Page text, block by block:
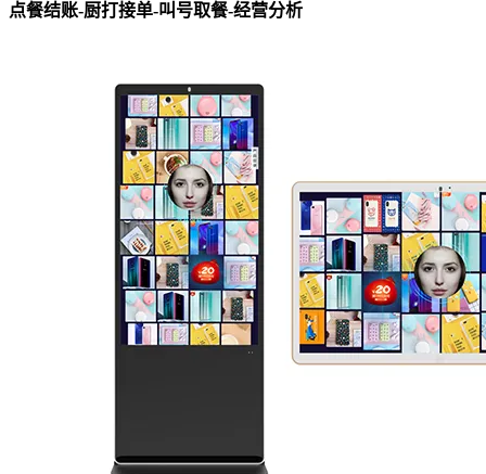
点餐结账-厨打接单-叫号取餐-经营分析